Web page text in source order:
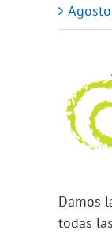
Damos
todas